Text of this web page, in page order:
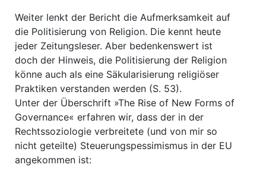
Weiter lenkt der Bericht die Aufmerksamkeit auf
die Politisierung von Religion. Die kennt heute
jeder Zeitungsleser. Aber bedenkenswert ist
doch der Hinweis, die Politisierung der Religion
könne auch als eine Säkularisierung religiöser
Praktiken verstanden werden (S. 53).
Unter der Überschrift »The Rise of New Forms of
Governance« erfahren wir, dass der in der
Rechtssoziologie verbreitete (und von mir so
nicht geteilte) Steuerungspessimismus in der EU
angekommen ist: